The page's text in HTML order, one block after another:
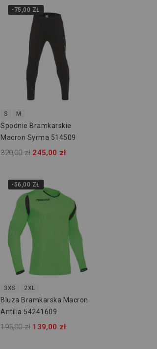
-75,00 ZŁ
S M
Spodnie Bramkarskie
Macron Syrma 514509
320,00 zł 245,00 zł
-56,00 ZŁ
3XS 2XL
Bluza Bramkarska Macron
Antilia 54241609
195,00 zł 139,00 zł